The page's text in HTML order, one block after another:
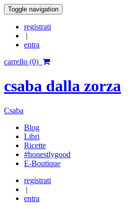
Toggle navigation
registrati
|
entra
carrello (0)
csaba dalla zorza
Csaba
Blog
Libri
Ricette
#honestlygood
E-Boutique
registrati
|
entra